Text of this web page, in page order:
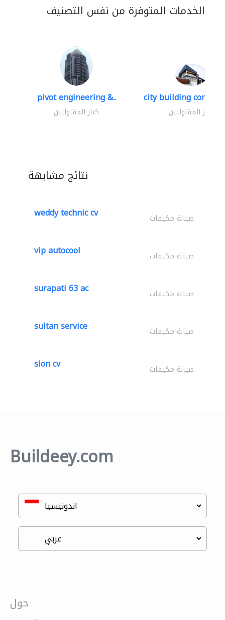
الخدمات المتوفرة من نفس التصنيف
pivot engineering &..
كبار المقاوليين
city building
كبار المقاوليين
نتائج مشابهة
weddy technic cv صيانة مكيفات
vip autocool صيانة مكيفات
surapati 63 ac صيانة مكيفات
sultan service صيانة مكيفات
sion cv صيانة مكيفات
Buildeey.com
حول